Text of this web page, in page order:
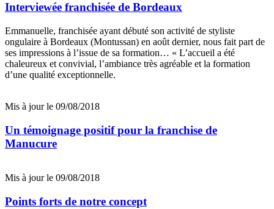
Interviewée franchisée de Bordeaux
Emmanuelle, franchisée ayant débuté son activité de styliste
ongulaire à Bordeaux (Montussan) en août dernier, nous fait part de
ses impressions à l’issue de sa formation… « L’accueil a été
chaleureux et convivial, l’ambiance très agréable et la formation
d’une qualité exceptionnelle.
Mis à jour le 09/08/2018
Un témoignage positif pour la franchise de
Manucure
Mis à jour le 09/08/2018
Points forts de notre concept